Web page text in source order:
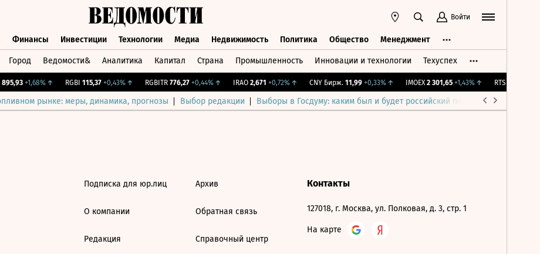
Войти
Финансы Инвестиции Технологии Медиа Недвижимость Политика Общество Менеджмент
Город Ведомости& Аналитика Капитал Страна Промышленность Инновации и технологии Техуспех
+1,68%↑ RGBI 115,37 +0,43%↑ RGBITR 776,27 +0,44%↑ IRAO 2,671 +0,72%↑ CNY Бирж. 11,99 +0,33%↑ IMOEX 2 301,65 +1,43%↑ RTSI 895,93
рынке: меры, динамика, прогнозы Выбор редакции Выборы в Госдуму: каким был и будет российский парламент
Подписка для юр.лиц
О компании
Редакция
Архив
Обратная связь
Справочный центр
Контакты
127018, г. Москва, ул. Полковая, д. 3, стр. 1
На карте